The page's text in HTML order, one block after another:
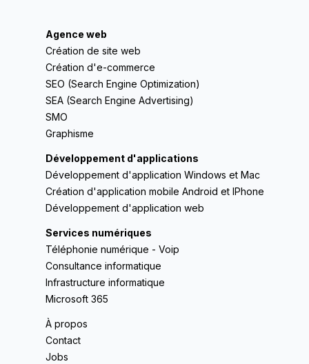
Agence web
Création de site web
Création d'e-commerce
SEO (Search Engine Optimization)
SEA (Search Engine Advertising)
SMO
Graphisme
Développement d'applications
Développement d'application Windows et Mac
Création d'application mobile Android et IPhone
Développement d'application web
Services numériques
Téléphonie numérique - Voip
Consultance informatique
Infrastructure informatique
Microsoft 365
À propos
Contact
Jobs